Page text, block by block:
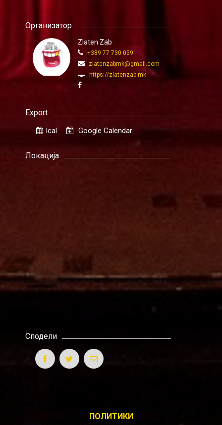
Организатор
Zlaten Zab
+389 77 730 059
zlatenzabmk@gmail.com
https://zlatenzab.mk
Export
Ical Google Calendar
Локација
Сподели
ПОЛИТИКИ